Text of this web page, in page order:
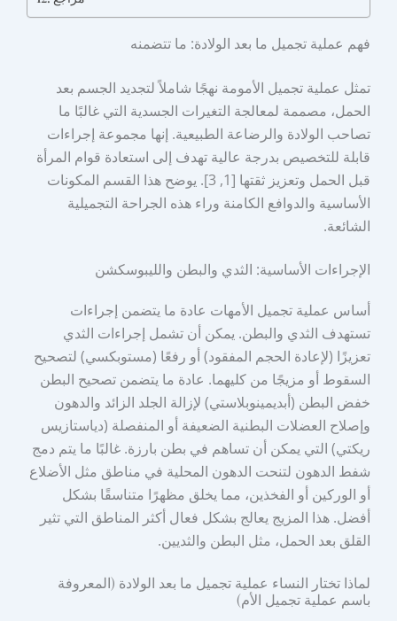
فهم عملية تجميل ما بعد الولادة: ما تتضمنه
تمثل عملية تجميل الأمومة نهجًا شاملاً لتجديد الجسم بعد
الحمل، مصممة لمعالجة التغيرات الجسدية التي غالبًا ما
تصاحب الولادة والرضاعة الطبيعية. إنها مجموعة إجراءات
قابلة للتخصيص بدرجة عالية تهدف إلى استعادة قوام المرأة
قبل الحمل وتعزيز ثقتها [1, 3]. يوضح هذا القسم المكونات
الأساسية والدوافع الكامنة وراء هذه الجراحة التجميلية
الشائعة.
الإجراءات الأساسية: الثدي والبطن والليبوسكشن
أساس عملية تجميل الأمهات عادة ما يتضمن إجراءات
تستهدف الثدي والبطن. يمكن أن تشمل إجراءات الثدي
تعزيزًا (لإعادة الحجم المفقود) أو رفعًا (مستوبكسي) لتصحيح
السقوط أو مزيجًا من كليهما. عادة ما يتضمن تصحيح البطن
خفض البطن (أبديمينوبلاستي) لإزالة الجلد الزائد والدهون
وإصلاح العضلات البطنية الضعيفة أو المنفصلة (دياستازيس
ريكتي) التي يمكن أن تساهم في بطن بارزة. غالبًا ما يتم دمج
شفط الدهون لتنحت الدهون المحلية في مناطق مثل الأضلاع
أو الوركين أو الفخذين، مما يخلق مظهرًا متناسقًا بشكل
أفضل. هذا المزيج يعالج بشكل فعال أكثر المناطق التي تثير
القلق بعد الحمل، مثل البطن والثديين.
لماذا تختار النساء عملية تجميل ما بعد الولادة (المعروفة
باسم عملية تجميل الأم)